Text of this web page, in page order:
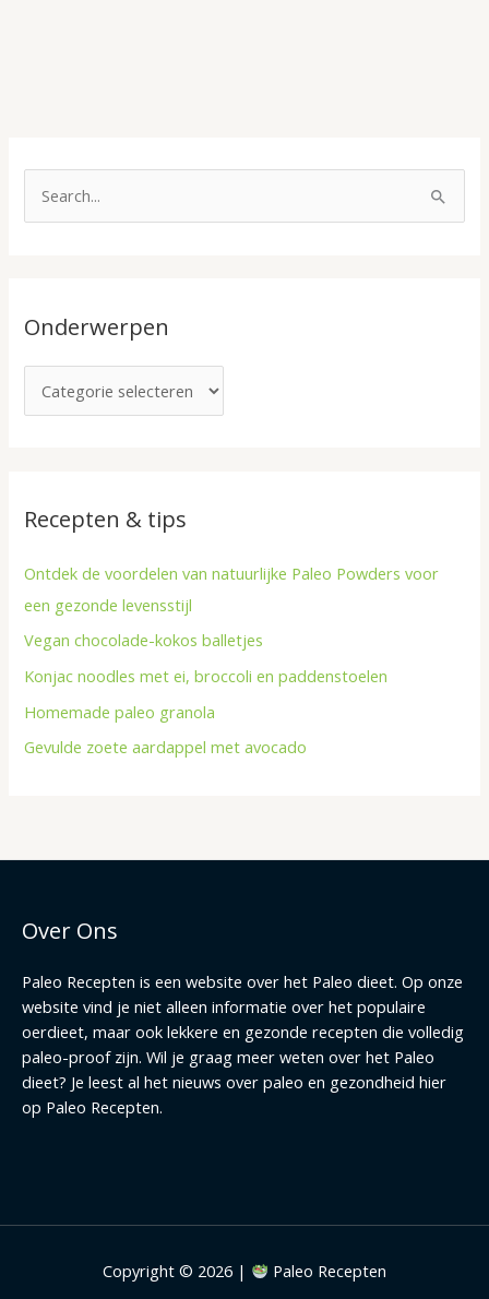
n
r
Onderwerpen
e
r
Recepten & tips
Ontdek de voordelen van natuurlijke Paleo Powders voor
een gezonde levensstijl
Vegan chocolade-kokos balletjes
Konjac noodles met ei, broccoli en paddenstoelen
Homemade paleo granola
Gevulde zoete aardappel met avocado
Over Ons
Paleo Recepten is een website over het Paleo dieet. Op onze
website vind je niet alleen informatie over het populaire
oerdieet, maar ook lekkere en gezonde recepten die volledig
paleo-proof zijn. Wil je graag meer weten over het Paleo
dieet? Je leest al het nieuws over paleo en gezondheid hier
op Paleo Recepten.
Copyright © 2026 | Paleo Recepten